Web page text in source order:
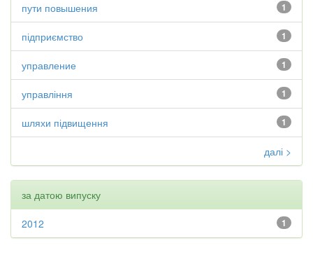
1
пути повышения
1
підприємство
1
управление
1
управління
1
шляхи підвищення
далі >
за датою випуску
1
2012